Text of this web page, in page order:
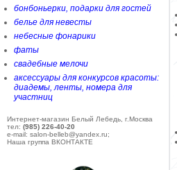
бонбоньерки, подарки для гостей
белье для невесты
небесные фонарики
фаты
свадебные мелочи
аксессуары для конкурсов красоты:
диадемы, ленты, номера для
участниц
Интернет-магазин Белый Лебедь, г.Москва
тел: (985) 226-40-20
e-mail: salon-belleb@yandex.ru;
Наша группа ВКОНТАКТЕ